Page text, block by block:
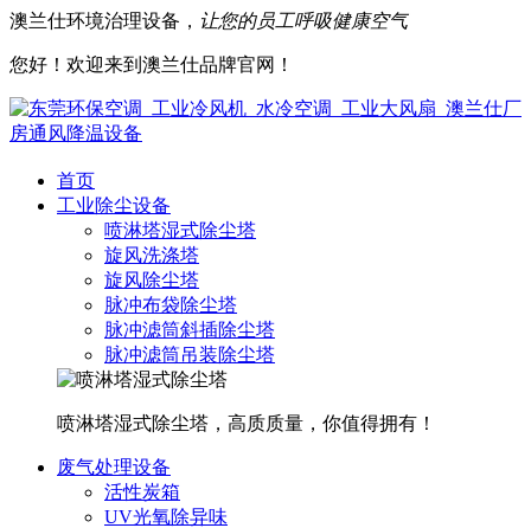
澳兰仕环境治理设备， 让您的员工呼吸健康空气
您好！欢迎来到澳兰仕品牌官网！
首页
工业除尘设备
喷淋塔湿式除尘塔
旋风洗涤塔
旋风除尘塔
脉冲布袋除尘塔
脉冲滤筒斜插除尘塔
脉冲滤筒吊装除尘塔
喷淋塔湿式除尘塔，高质质量，你值得拥有！
废气处理设备
活性炭箱
UV光氧除异味